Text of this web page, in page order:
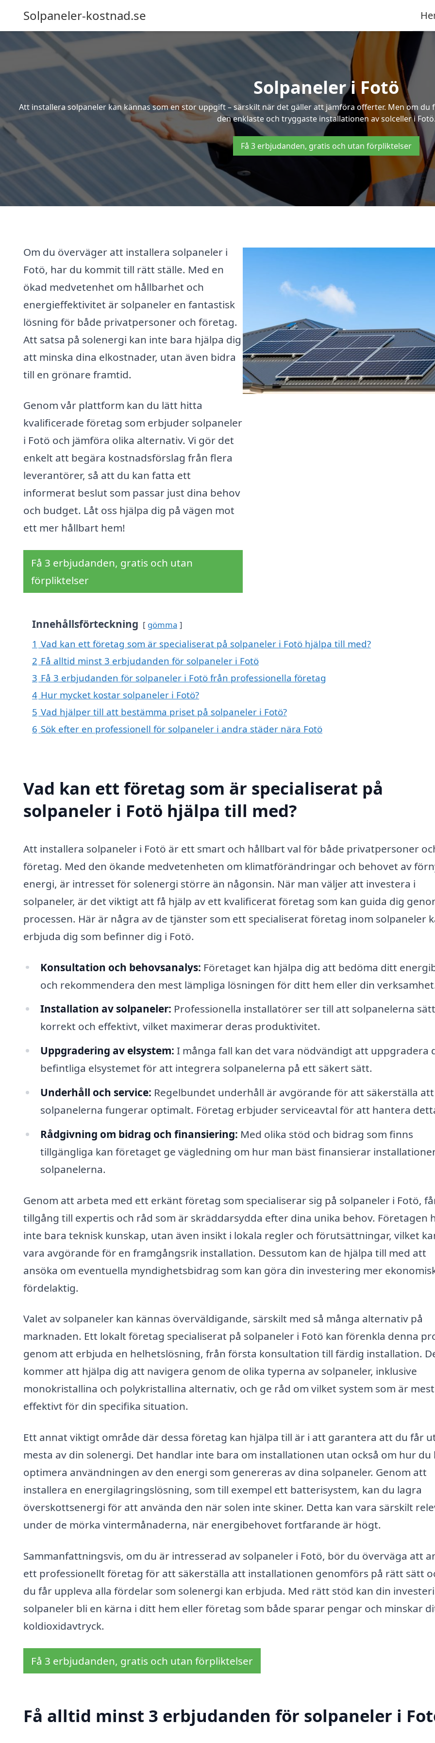
Solpaneler-kostnad.se
Solpaneler i Fotö
Att installera solpaneler kan kännas som en stor uppgift – särskilt när det gäller att jämföra offerter. Men om
den enklaste och tryggaste installationen av solceller i Fotö.
Få 3 erbjudanden, gratis och utan förpliktelser
Om du överväger att installera solpaneler i
Fotö, har du kommit till rätt ställe. Med en
ökad medvetenhet om hållbarhet och
energieffektivitet är solpaneler en fantastisk
lösning för både privatpersoner och företag.
Att satsa på solenergi kan inte bara hjälpa dig
att minska dina elkostnader, utan även bidra
till en grönare framtid.
Genom vår plattform kan du lätt hitta
kvalificerade företag som erbjuder solpaneler
i Fotö och jämföra olika alternativ. Vi gör det
enkelt att begära kostnadsförslag från flera
leverantörer, så att du kan fatta ett
informerat beslut som passar just dina behov
och budget. Låt oss hjälpa dig på vägen mot
ett mer hållbart hem!
Få 3 erbjudanden, gratis och utan
förpliktelser
Innehållsförteckning gömma
1 Vad kan ett företag som är specialiserat på solpaneler i Fotö hjälpa till med?
2 Få alltid minst 3 erbjudanden för solpaneler i Fotö
3 Få 3 erbjudanden för solpaneler i Fotö från professionella företag
4 Hur mycket kostar solpaneler i Fotö?
5 Vad hjälper till att bestämma priset på solpaneler i Fotö?
6 Sök efter en professionell för solpaneler i andra städer nära Fotö
Vad kan ett företag som är specialiserat på
solpaneler i Fotö hjälpa till med?
Att installera solpaneler i Fotö är ett smart och hållbart val för både privatpersoner
företag. Med den ökande medvetenheten om klimatförändringar och behovet av
energi, är intresset för solenergi större än någonsin. När man väljer att investera i
solpaneler, är det viktigt att få hjälp av ett kvalificerat företag som kan guida dig
processen. Här är några av de tjänster som ett specialiserat företag inom solpaneler
erbjuda dig som befinner dig i Fotö.
Konsultation och behovsanalys: Företaget kan hjälpa dig att bedöma ditt
och rekommendera den mest lämpliga lösningen för ditt hem eller din
Installation av solpaneler: Professionella installatörer ser till att solpanelerna
korrekt och effektivt, vilket maximerar deras produktivitet.
Uppgradering av elsystem: I många fall kan det vara nödvändigt att uppgradera
befintliga elsystemet för att integrera solpanelerna på ett säkert sätt.
Underhåll och service: Regelbundet underhåll är avgörande för att säkerställa att
solpanelerna fungerar optimalt. Företag erbjuder serviceavtal för att hantera
Rådgivning om bidrag och finansiering: Med olika stöd och bidrag som finns
tillgängliga kan företaget ge vägledning om hur man bäst finansierar
solpanelerna.
Genom att arbeta med ett erkänt företag som specialiserar sig på solpaneler i Fotö,
tillgång till expertis och råd som är skräddarsydda efter dina unika behov. Företagen
inte bara teknisk kunskap, utan även insikt i lokala regler och förutsättningar, vilket
vara avgörande för en framgångsrik installation. Dessutom kan de hjälpa till med att
ansöka om eventuella myndighetsbidrag som kan göra din investering mer
fördelaktig.
Valet av solpaneler kan kännas överväldigande, särskilt med så många alternativ på
marknaden. Ett lokalt företag specialiserat på solpaneler i Fotö kan förenkla denna
genom att erbjuda en helhetslösning, från första konsultation till färdig installation.
kommer att hjälpa dig att navigera genom de olika typerna av solpaneler, inklusive
monokristallina och polykristallina alternativ, och ge råd om vilket system som är mest
effektivt för din specifika situation.
Ett annat viktigt område där dessa företag kan hjälpa till är i att garantera att du får
mesta av din solenergi. Det handlar inte bara om installationen utan också om hur du
optimera användningen av den energi som genereras av dina solpaneler. Genom att
installera en energilagringslösning, som till exempel ett batterisystem, kan du lagra
överskottsenergi för att använda den när solen inte skiner. Detta kan vara särskilt
under de mörka vintermånaderna, när energibehovet fortfarande är högt.
Sammanfattningsvis, om du är intresserad av solpaneler i Fotö, bör du överväga att
ett professionellt företag för att säkerställa att installationen genomförs på rätt sätt
du får uppleva alla fördelar som solenergi kan erbjuda. Med rätt stöd kan din
solpaneler bli en kärna i ditt hem eller företag som både sparar pengar och minskar
koldioxidavtryck.
Få 3 erbjudanden, gratis och utan förpliktelser
Få alltid minst 3 erbjudanden för solpaneler i